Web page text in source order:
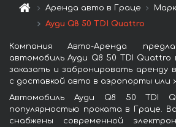
Аренда авто в Граце
Ауди Q8 50 TDI Quattro
Компания Авто-Аренда
автомобиль Ауди Q8 50 TDI
заказать и забронировать аренду
с доставкой авто в аэропорты или
Автомобиль Ауди Q8 50 TDI
популярностью проката в Граце.
снабжены современной